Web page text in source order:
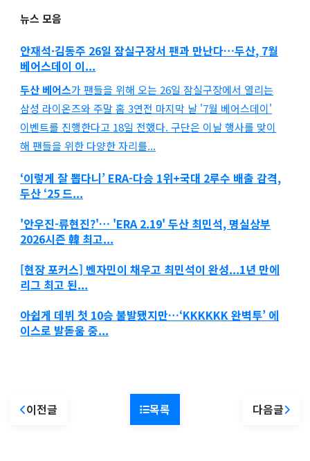
뉴스 모음
안재석·김동주 26일 잠실구장서 팬과 만난다…두산, 7월
베어스데이 이...
두산 베어스가 팬들을 위해 오는 26일 잠실구장에서 열리는
삼성 라이온즈와 주말 홈 3연전 마지막 날 '7월 베어스데이'
이벤트를 진행한다고 18일 전했다. 구단은 이날 행사를 맞이
해 팬들을 위한 다양한 자리를...
‘이렇게 잘 뽑다니’ ERA-다승 1위+국대 2루수 배출 감격,
두산 ‘25 드...
'안우진-류현진?'… 'ERA 2.19' 두산 최민석, 명실상부
2026시즌 韓 최고...
[현장 포커스] 벤자민이 채우고 최민석이 완성...1년 만에
리그 최고 된...
아쉽게 데뷔 첫 10승 불발됐지만…‘KKKKKK 완벽투’ 에
이스로 발돋움 중...
이전글 목록 다음글